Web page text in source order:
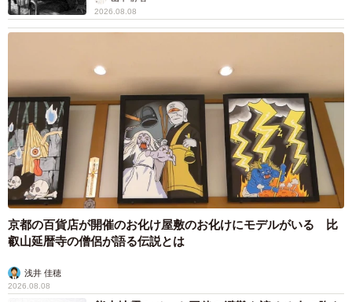
2026.08.08
京都の百貨店が開催のお化け屋敷のお化けにモデルがいる 比
叡山延暦寺の僧侶が語る伝説とは
浅井 佳穂
2026.08.08